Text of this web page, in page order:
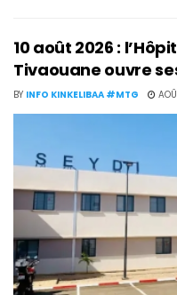
10 août 2026 :
Tivaouane ouvre
BY INFO KINKELIBAA #MTG